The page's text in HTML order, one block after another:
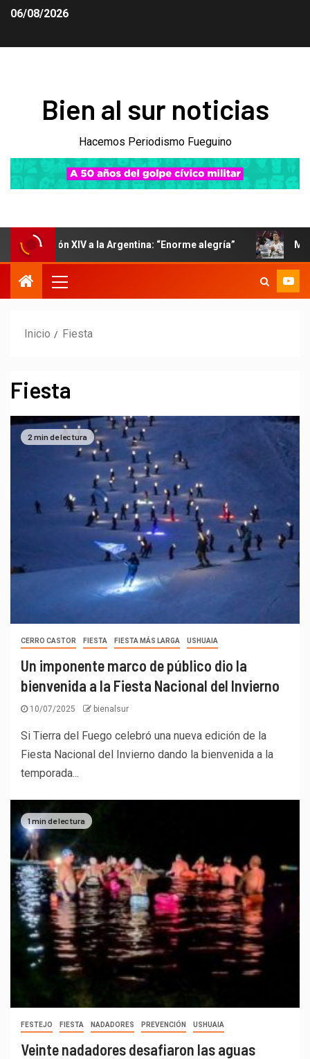
06/08/2026
Bien al sur noticias
Hacemos Periodismo Fueguino
XIV a la Argentina: “Enorme alegría” Mastantuono
Inicio Fiesta
Fiesta
2 min de lectura
CERRO CASTOR FIESTA FIESTA MÁS LARGA USHUAIA
Un imponente marco de público dio la
bienvenida a la Fiesta Nacional del Invierno
10/07/2025 bienalsur
Si Tierra del Fuego celebró una nueva edición de la
Fiesta Nacional del Invierno dando la bienvenida a la
temporada...
1 min de lectura
FESTEJO FIESTA NADADORES PREVENCIÓN USHUAIA
Veinte nadadores desafiaron las aguas